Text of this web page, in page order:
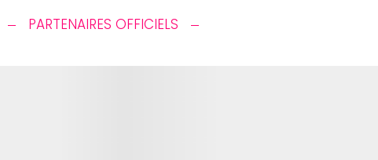
PARTENAIRES OFFICIELS